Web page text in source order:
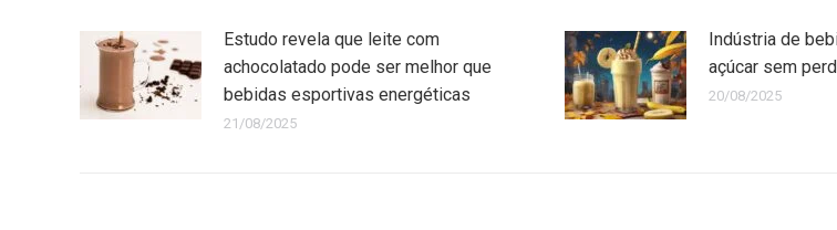
Estudo revela que leite com
achocolatado pode ser melhor que
bebidas esportivas energéticas
21/08/2025
Indústria de
açúcar sem
20/08/2025